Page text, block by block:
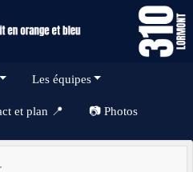
Les équipes
et plan 📍 📷 Photos